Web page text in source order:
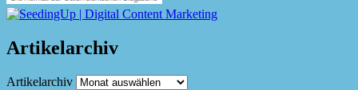
Artikelarchiv
Artikelarchiv